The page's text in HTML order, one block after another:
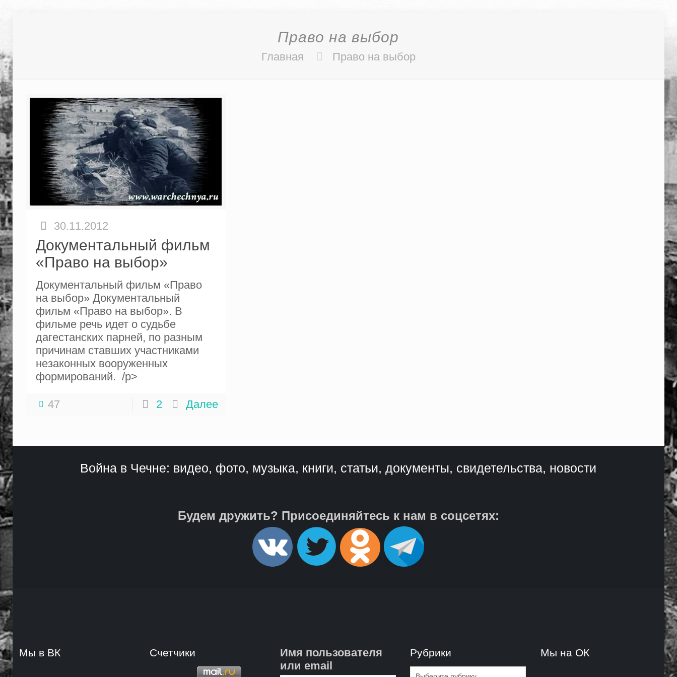
Право на выбор
Главная Право на выбор
30.11.2012
Документальный фильм
«Право на выбор»
Документальный фильм «Право
на выбор» Документальный
фильм «Право на выбор». В
фильме речь идет о судьбе
дагестанских парней, по разным
причинам ставших участниками
незаконных вооруженных
формирований. /p>
47 2 Далее
Война в Чечне: видео, фото, музыка, книги, статьи, документы, свидетельства, новости
Будем дружить? Присоединяйтесь к нам в соцсетях:
Мы в ВК Счетчики
Имя пользователя
или email
Рубрики
Рубрики
Мы на ОК